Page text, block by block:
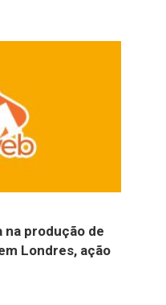
produção de
Londres, ação